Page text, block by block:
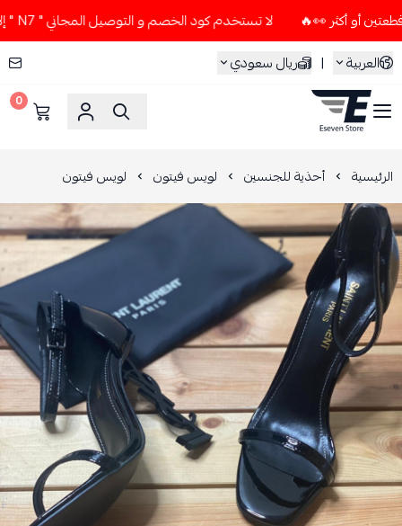
لا تستخدم كود الخصم و التوصيل المجاني " N7 " إلا إذا طلبت قطعتين أو أكثر 👀🔥
العربية
| ريال سعودي
ESEVEN STORE
0
الرئيسية أحذية للجنسين لويس فيتون لويس فيتون